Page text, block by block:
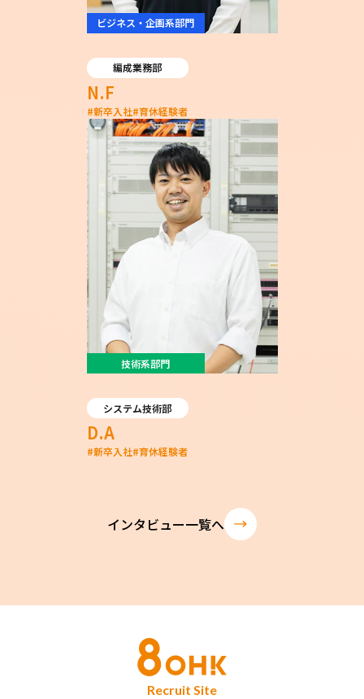
ビジネス・企画系部門
編成業務部
N.F
#新卒入社#育休経験者
技術系部門
システム技術部
D.A
#新卒入社#育休経験者
インタビュー一覧へ
Recruit Site